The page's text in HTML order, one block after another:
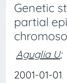
Genetic
partial
Aguglia U;
2001-01-01